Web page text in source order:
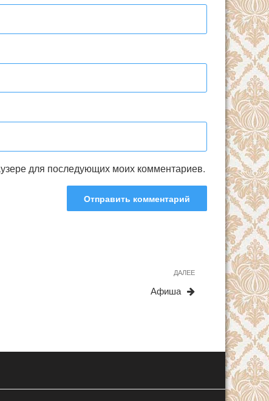
для последующих моих комментариев.
Следующая
ДАЛЕЕ
Афиша